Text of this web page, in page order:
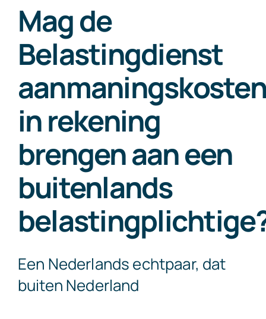
Exact Online
Neem contact op!
Mag de
Belastingdienst
aanmaningskosten
in rekening
brengen aan een
buitenlands
Een Nederlands echtpaar, dat
buiten Nederland